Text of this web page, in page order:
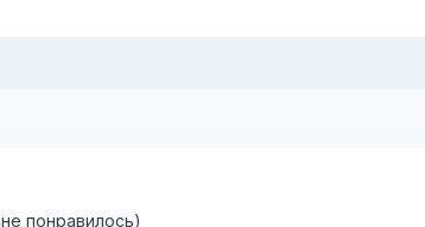
понравилось)